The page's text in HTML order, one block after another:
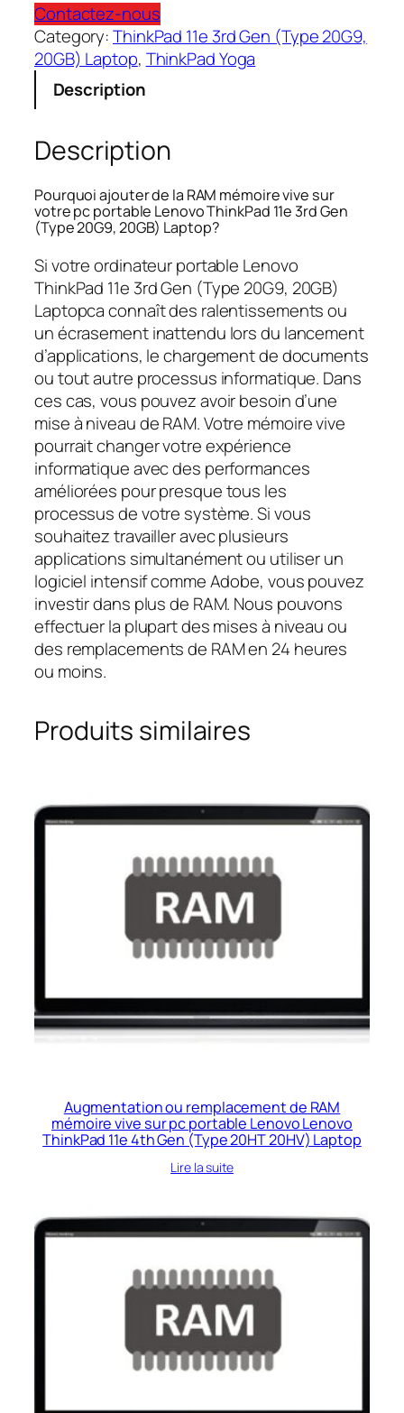
Contactez-nous
Category:ThinkPad 11e 3rd Gen (Type 20G9,
20GB) Laptop, ThinkPad Yoga
Description
Description
Pourquoi ajouter de la RAM mémoire vive sur
votre pc portable Lenovo ThinkPad 11e 3rd Gen
(Type 20G9, 20GB) Laptop?
Si votre ordinateur portable Lenovo
ThinkPad 11e 3rd Gen (Type 20G9, 20GB)
Laptopca connaît des ralentissements ou
un écrasement inattendu lors du lancement
d’applications, le chargement de documents
ou tout autre processus informatique. Dans
ces cas, vous pouvez avoir besoin d’une
mise à niveau de RAM. Votre mémoire vive
pourrait changer votre expérience
informatique avec des performances
améliorées pour presque tous les
processus de votre système. Si vous
souhaitez travailler avec plusieurs
applications simultanément ou utiliser un
logiciel intensif comme Adobe, vous pouvez
investir dans plus de RAM. Nous pouvons
effectuer la plupart des mises à niveau ou
des remplacements de RAM en 24 heures
ou moins.
Produits similaires
Augmentation ou remplacement de RAM
mémoire vive sur pc portable Lenovo Lenovo
ThinkPad 11e 4th Gen (Type 20HT 20HV) Laptop
Lire la suite